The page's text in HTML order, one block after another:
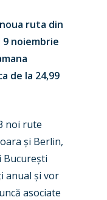
ruta din
noiembrie
de la 24,99
noi rute
și Berlin,
București
anual și vor
asociate